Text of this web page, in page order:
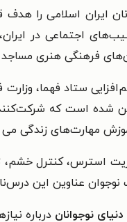
ایران اسلامی را
اجتماعی در
فرهنگی هنری
ستاد فهما،
شده است که
مهارت‌های زندگی می
استرس، کنترل
عناوین این
نوجوانان درباره